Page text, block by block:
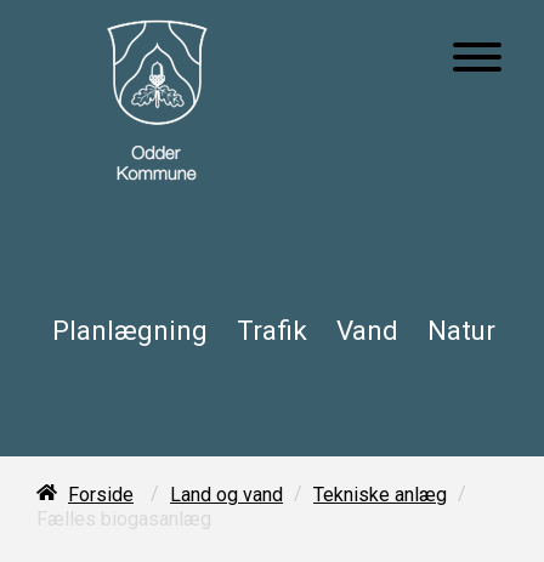
Planlægning Trafik Vand Natur
Forside / Land og vand / Tekniske anlæg /
Fælles biogasanlæg